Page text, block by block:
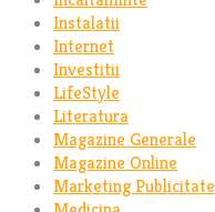
Instalatii
Internet
Investitii
LifeStyle
Literatura
Magazine Generale
Magazine Online
Marketing Publicitate